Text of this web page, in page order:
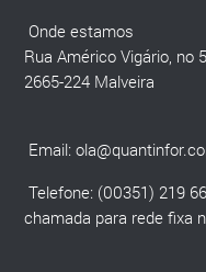
Onde estamos
Rua Américo Vigário, no
2665-224 Malveira
Email:
Telefone: (00351) 219
chamada para rede fixa